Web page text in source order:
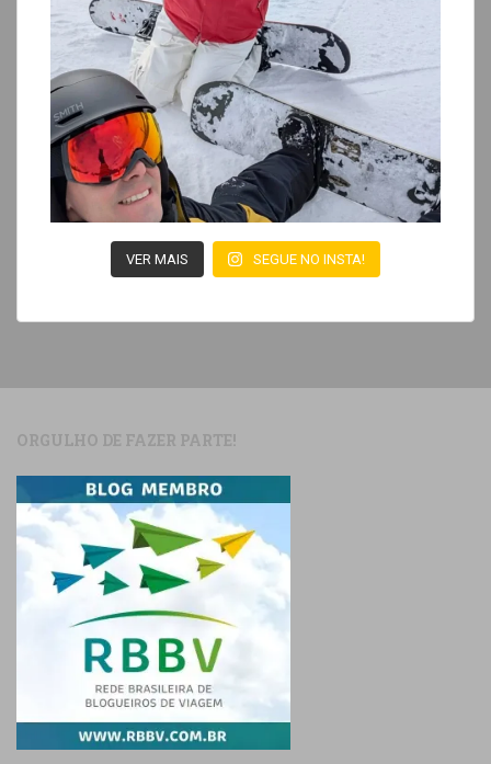
VER MAIS SEGUE NO INSTA!
ORGULHO DE FAZER PARTE!